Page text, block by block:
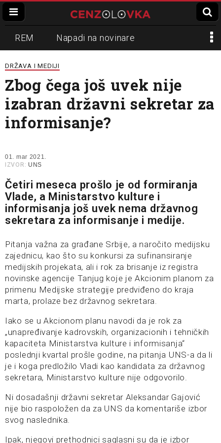
REM Napadi na novinare
Zvučni top
Propaganda Lokalni mediji
Informer Slavko Ćuruvija
DRŽAVA I MEDIJI
Zbog čega još uvek nije
izabran državni sekretar za
informisanje?
01. mar 2021.
IZVOR: UNS
Četiri meseca prošlo je od formiranja
Vlade, a Ministarstvo kulture i
informisanja još uvek nema državnog
sekretara za informisanje i medije.
Pitanja važna za građane Srbije, a naročito medijsku
zajednicu, kao što su konkursi za sufinansiranje
medijskih projekata, ali i rok za brisanje iz registra
novinske agencije Tanjug koje je Akcionim planom za
primenu Medijske strategije predviđeno do kraja
marta, prolaze bez državnog sekretara.
Iako se u Akcionom planu navodi da je rok za
„unapređivanje kadrovskih, organizacionih i tehničkih
kapaciteta Ministarstva kulture i informisanja“
poslednji kvartal prošle godine, na pitanja UNS-a da li
je i koga predložilo Vladi kao kandidata za državnog
sekretara, Ministarstvo kulture nije odgovorilo.
Ni dosadašnji državni sekretar Aleksandar Gajović
nije bio raspoložen da za UNS da komentariše izbor
svog naslednika.
Ipak, njegovi prethodnici saglasni su da je izbor